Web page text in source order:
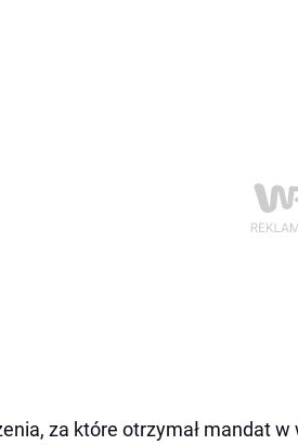
za które otrzymał mandat